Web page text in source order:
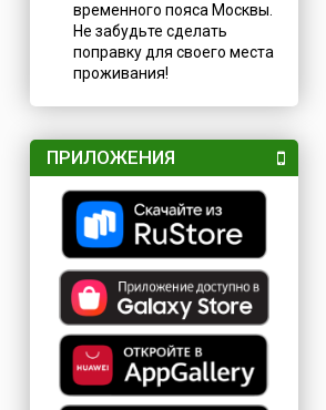
временного пояса Москвы.
Не забудьте сделать
поправку для своего места
проживания!
ПРИЛОЖЕНИЯ